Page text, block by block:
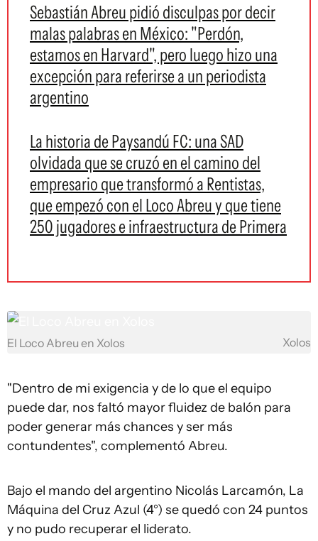
Sebastián Abreu pidió disculpas por decir
malas palabras en México: "Perdón,
estamos en Harvard", pero luego hizo una
excepción para referirse a un periodista
argentino
La historia de Paysandú FC: una SAD
olvidada que se cruzó en el camino del
empresario que transformó a Rentistas,
que empezó con el Loco Abreu y que tiene
250 jugadores e infraestructura de Primera
El Loco Abreu en Xolos Xolos
"Dentro de mi exigencia y de lo que el equipo
puede dar, nos faltó mayor fluidez de balón para
poder generar más chances y ser más
contundentes", complementó Abreu.
Bajo el mando del argentino Nicolás Larcamón, La
Máquina del Cruz Azul (4°) se quedó con 24 puntos
y no pudo recuperar el liderato.